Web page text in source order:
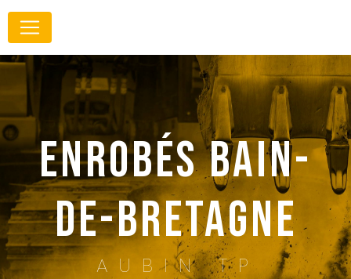
enrobés Bain-
de-Bretagne
AUBIN TP
Panneau de gestion des cookies